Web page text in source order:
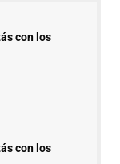
con los
con los